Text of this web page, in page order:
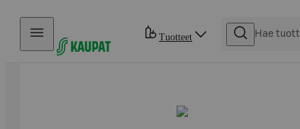
Hyppää sisältöön
Tuotteet